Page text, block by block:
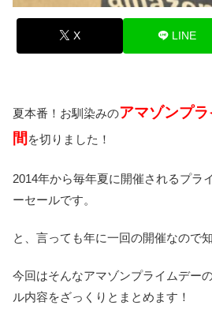
X LINE
夏本番！お馴染みのアマゾンプ
間 を切りました！
2014年から毎年夏に開催されるプラ
ーセールです。
と、言っても年に一回の開催なので
今回はそんなアマゾンプライムデー
ル内容をざっくりとまとめます！